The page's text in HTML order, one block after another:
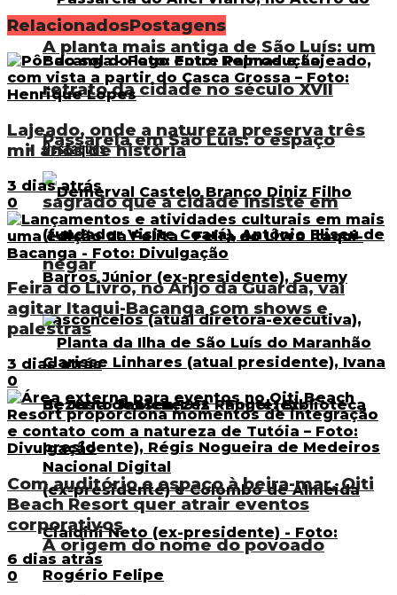
A planta mais antiga de São Luís: um
retrato da cidade no século XVII
Destaques
Passarela em São Luís: o espaço
sagrado que a cidade insiste em
negar
A origem do nome do povoado
RelacionadosPostagens
Lajeado, onde a natureza preserva três
mil anos de história
3 dias atrás
0
Feira do Livro, no Anjo da Guarda, vai
agitar Itaqui-Bacanga com shows e
palestras
3 dias atrás
0
Com auditório e espaço à beira-mar, Oiti
Beach Resort quer atrair eventos
corporativos
6 dias atrás
0